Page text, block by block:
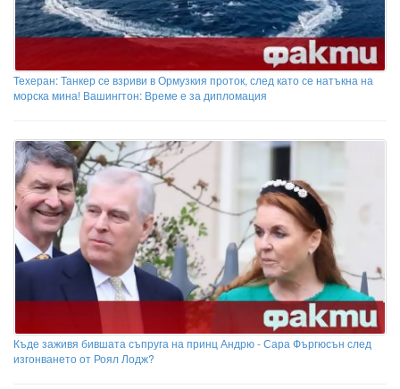
Техеран: Танкер се взриви в Ормузкия проток, след като се натъкна на
морска мина! Вашингтон: Време е за дипломация
Къде заживя бившата съпруга на принц Андрю - Сара Фъргюсън след
изгонването от Роял Лодж?